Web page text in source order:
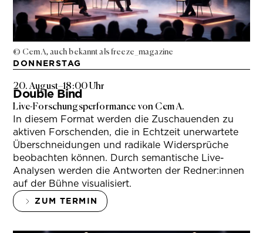
© Cem A, auch bekannt als freeze_magazine
DONNERSTAG
20. August–18:00 Uhr
Double Bind
Live-Forschungsperformance von Cem A.
In diesem Format werden die Zuschauenden zu
aktiven Forschenden, die in Echtzeit unerwartete
Überschneidungen und radikale Widersprüche
beobachten können. Durch semantische Live-
Analysen werden die Antworten der Redner:innen
auf der Bühne visualisiert.
ZUM TERMIN